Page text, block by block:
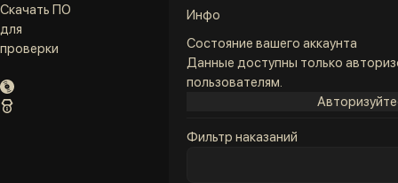
Скачать ПО
для
проверки
Инфо
Состояние вашего аккаунта
Данные доступны только
пользователям.
Фильтр наказаний